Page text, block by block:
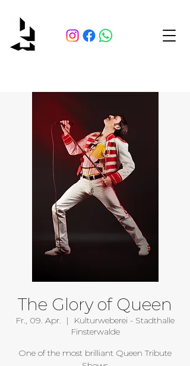
The Glory of Queen
Fr., 09. Apr.
  |
Kulturweberei - Stadthalle
Finsterwalde
One of the most brilliant Queen Tribute